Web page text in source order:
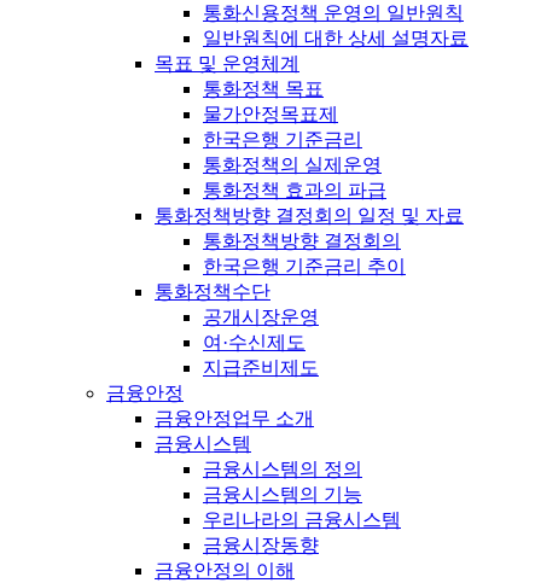
통화신용정책 운영의 일반원칙
일반원칙에 대한 상세 설명자료
목표 및 운영체계
통화정책 목표
물가안정목표제
한국은행 기준금리
통화정책의 실제운영
통화정책 효과의 파급
통화정책방향 결정회의 일정 및 자료
통화정책방향 결정회의
한국은행 기준금리 추이
통화정책수단
공개시장운영
여·수신제도
지급준비제도
금융안정
금융안정업무 소개
금융시스템
금융시스템의 정의
금융시스템의 기능
우리나라의 금융시스템
금융시장동향
금융안정의 이해